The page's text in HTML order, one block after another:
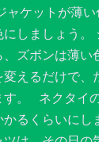
ャケットが薄
にしましょう。
ズボンは薄い
えるだけで、
す。 ネクタイ
かるくらいに